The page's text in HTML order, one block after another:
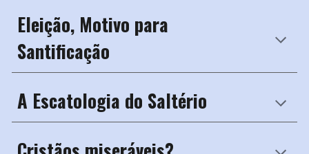
Eleição, Motivo para
Santificação
A Escatologia do Saltério